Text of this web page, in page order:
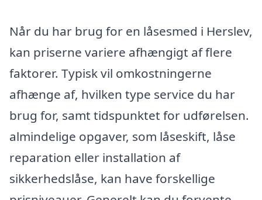
Når du har brug for en låsesmed i Herslev,
kan priserne variere afhængigt af flere
faktorer. Typisk vil omkostningerne
afhænge af, hvilken type service du har
brug for, samt tidspunktet for udførelsen.
almindelige opgaver, som låseskift, låse
reparation eller installation af
sikkerhedslåse, kan have forskellige